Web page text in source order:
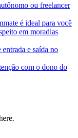
ou freelancer
é ideal para você
em moradias
e saída no
com o dono do